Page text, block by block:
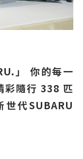
」 你的每一
彩隨行 338 匹
代SUBARU